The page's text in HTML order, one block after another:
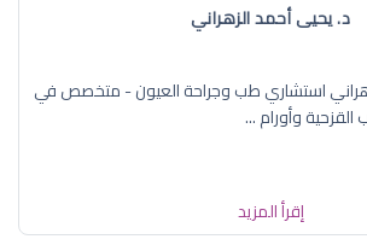
د. يحيى أحمد الزهراني
استشاري طب وجراحة العيون - متخصص في
وأورام ...
إقرأ المزيد